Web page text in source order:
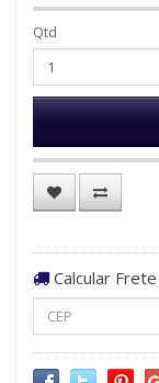
Qtd
Calcular Frete